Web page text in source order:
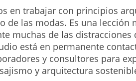
en trabajar con principios
de las modas. Es una lección
muchas de las distracciones
está en permanente
y consultores para
y arquitectura